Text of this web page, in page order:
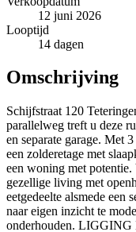
12 juni 2026
Looptijd
14 dagen
Omschrijving
Schijfstraat 120
parallelweg treft u deze
en separate garage. Met
een zolderetage met
een woning met
gezellige living met
eetgedeelte alsmede een
naar eigen inzicht te
onderhouden.